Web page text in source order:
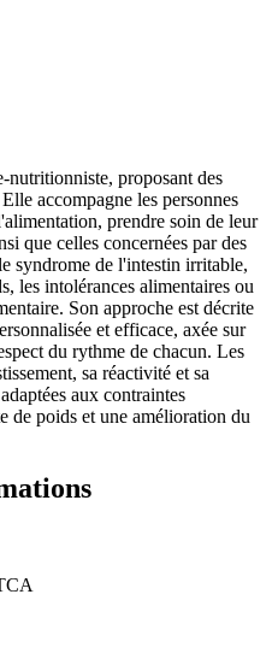
nutritionniste, proposant des
accompagne les personnes
prendre soin de leur
que celles concernées par des
syndrome de l'intestin irritable,
les intolérances alimentaires ou
Son approche est décrite
et efficace, axée sur
du rythme de chacun. Les
sa réactivité et sa
aux contraintes
de poids et une amélioration du